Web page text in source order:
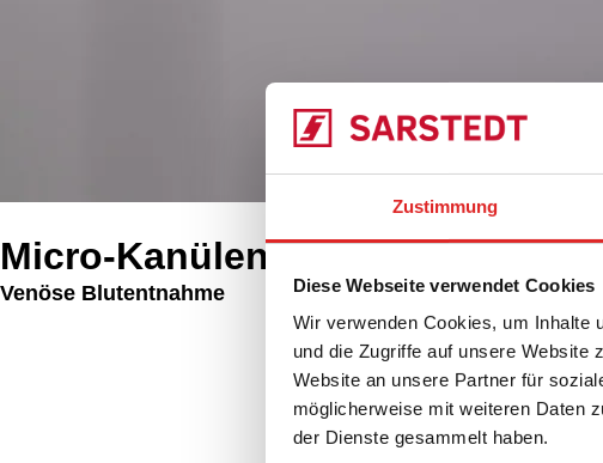
Zustimmung
Diese Webseite verwendet Cookies
Wir verwenden Cookies, um Inhalte
und die Zugriffe auf unsere Website
Website an unsere Partner für
möglicherweise mit weiteren Daten
der Dienste gesammelt haben.
Micro-Kanülen
Venöse Blutentnahme
Verwandte Seiten